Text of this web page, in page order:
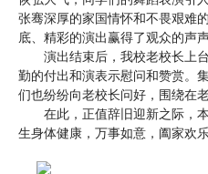
张骞深厚的家国情怀和不畏艰难
底、精彩的演出赢得了观众的声
演出结束后，我校老校长上
勤的付出和演表示慰问和赞赏。
们也纷纷向老校长问好，围绕在
在此，正值辞旧迎新之际，
生身体健康，万事如意，阖家欢